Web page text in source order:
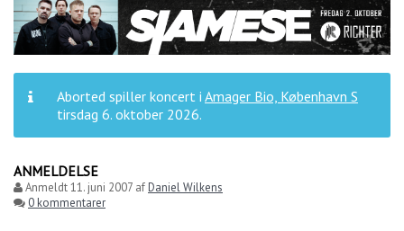
Aborted spiller koncert i Amager Bio, København S
tirsdag 6. oktober 2026.
ANMELDELSE
Anmeldt11. juni 2007 afDaniel Wilkens
0 kommentarer